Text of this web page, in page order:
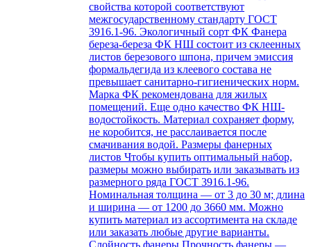
свойства которой соответствуют
межгосударственному стандарту ГОСТ
3916.1-96. Экологичный сорт ФК Фанера
береза-береза ФК НШ состоит из склеенных
листов березового шпона, причем эмиссия
формальдегида из клеевого состава не
превышает санитарно-гигиенических норм.
Марка ФК рекомендована для жилых
помещений. Еще одно качество ФК НШ-
водостойкость. Материал сохраняет форму,
не коробится, не расслаивается после
смачивания водой. Размеры фанерных
листов Чтобы купить оптимальный набор,
размеры можно выбирать или заказывать из
размерного ряда ГОСТ 3916.1-96.
Номинальная толщина — от 3 до 30 м; длина
и ширина — от 1200 до 3660 мм. Можно
купить материал из ассортимента на складе
или заказать любые другие варианты.
Слойность фанеры Прочность фанеры —